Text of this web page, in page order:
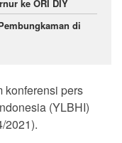
ke ORI DIY
di
konferensi pers
(YLBHI)
2021).